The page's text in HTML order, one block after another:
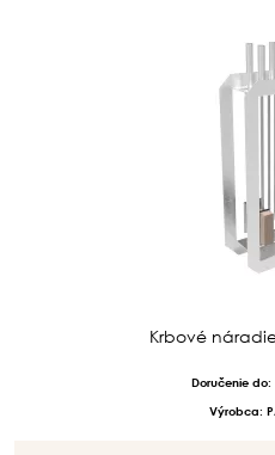
Krbové
Doručenie
Výrobca: